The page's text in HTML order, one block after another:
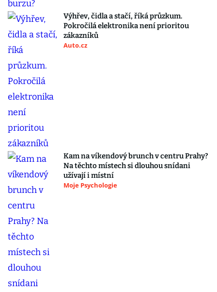
Výhřev, čidla a stačí, říká průzkum.
Pokročilá elektronika není prioritou
zákazníků
Auto.cz
Kam na víkendový brunch v centru Prahy?
Na těchto místech si dlouhou snídani
užívají i místní
Moje Psychologie